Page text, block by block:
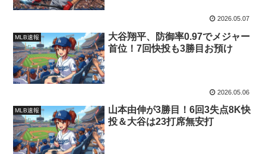
2026.05.07
MLB速報
大谷翔平、防御率0.97でメジャー
首位！7回快投も3勝目お預け
2026.05.06
MLB速報
山本由伸が3勝目！6回3失点8K快
投＆大谷は23打席無安打